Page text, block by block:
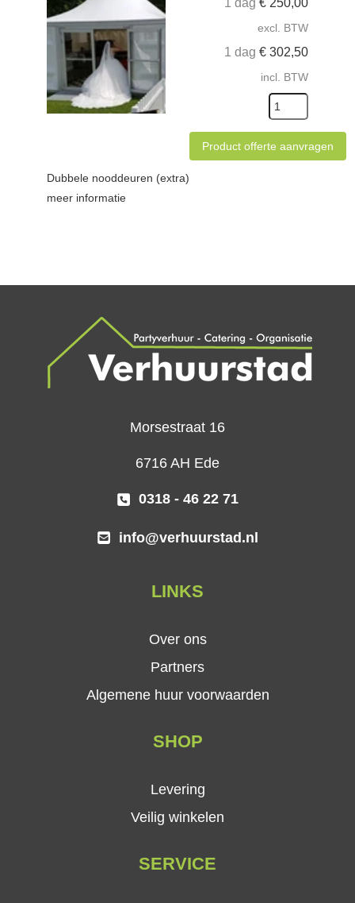
1 dag € 250,00
excl. BTW
1 dag € 302,50
incl. BTW
Product offerte aanvragen
Dubbele nooddeuren (extra)
meer informatie
Morsestraat 16
6716 AH Ede
0318 - 46 22 71
info@verhuurstad.nl
LINKS
Over ons
Partners
Algemene huur voorwaarden
SHOP
Levering
Veilig winkelen
SERVICE